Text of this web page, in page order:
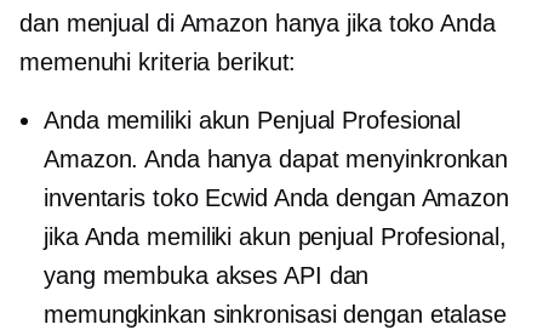
dan menjual di Amazon hanya jika toko Anda
memenuhi kriteria berikut:
Anda memiliki akun Penjual Profesional
Amazon. Anda hanya dapat menyinkronkan
inventaris toko Ecwid Anda dengan Amazon
jika Anda memiliki akun penjual Profesional,
yang membuka akses API dan
memungkinkan sinkronisasi dengan etalase